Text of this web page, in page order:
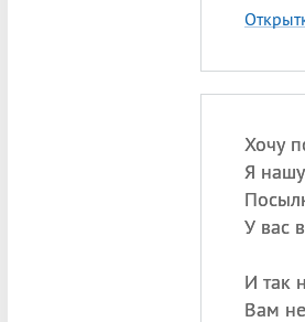
Хочу
Я
У вас
И так
Вам